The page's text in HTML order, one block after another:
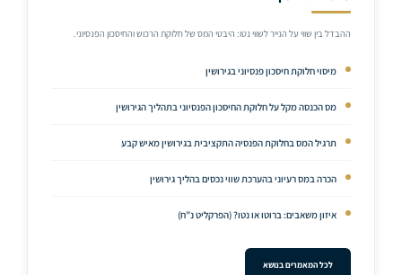
ההבדל בין שווי על הנייר לשווי נטו: היבטי המס של חלוקת הרכוש והחיסכון הפנסיוני.
מיסוי חלוקת חיסכון פנסיוני בגירושין
מס הכנסה מקל על חלוקת החיסכון הפנסיוני בתהליך הגירושין
תרגיל המס בחלוקת הפנסיה התקציבית בגירושין מאיש קבע
הכרה במס רעיוני בהערכת שווי נכסים בהליך גירושין
איזון משאבים: ברוטו או נטו? (הפרקליט נ”ח)
לכל המאמרים בנושא